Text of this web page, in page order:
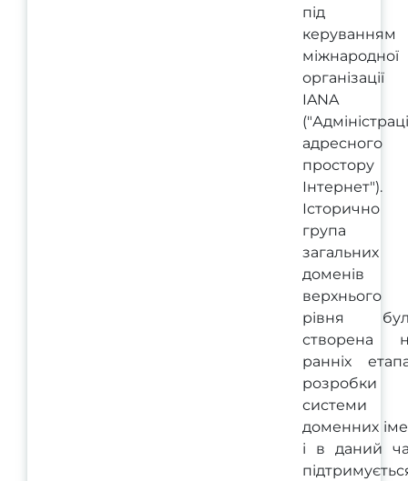
під
керуванням
міжнародної
організації
IANA
адресного
простору
Інтернет").
Історично
група
загальних
доменів
верхнього
рівня
створена
ранніх
розробки
системи
доменних
і в даний